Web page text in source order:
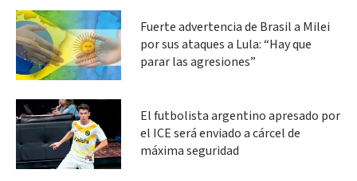
Fuerte advertencia de Brasil a Milei
por sus ataques a Lula: “Hay que
parar las agresiones”
El futbolista argentino apresado por
el ICE será enviado a cárcel de
máxima seguridad